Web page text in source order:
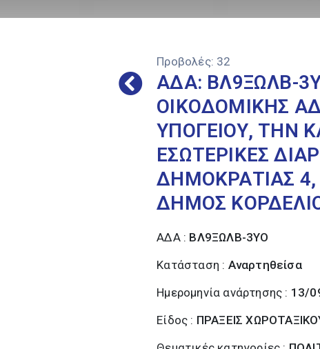
Προβολές: 32
ΑΔΑ: ΒΛ9ΞΩΛΒ-
ΟΙΚΟΔΟΜΙΚΗΣ
ΥΠΟΓΕΙΟΥ, ΤΗΝ
ΕΣΩΤΕΡΙΚΕΣ
ΔΗΜΟΚΡΑΤΙΑΣ
ΔΗΜΟΣ
ΑΔΑ : ΒΛ9ΞΩΛΒ-3ΥΟ
Κατάσταση : Αναρτηθείσα
Ημερομηνία ανάρτησης : 13/
Είδος : ΠΡΑΞΕΙΣ